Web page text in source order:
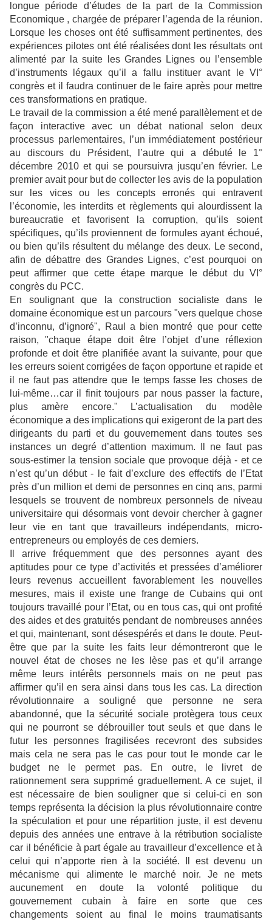
longue période d’études de la part de la Commission
Economique , chargée de préparer l’agenda de la réunion.
Lorsque les choses ont été suffisamment pertinentes, des
expériences pilotes ont été réalisées dont les résultats ont
alimenté par la suite les Grandes Lignes ou l’ensemble
d’instruments légaux qu’il a fallu instituer avant le VI°
congrès et il faudra continuer de le faire après pour mettre
ces transformations en pratique.
Le travail de la commission a été mené parallèlement et de
façon interactive avec un débat national selon deux
processus parlementaires, l’un immédiatement postérieur
au discours du Président, l’autre qui a débuté le 1°
décembre 2010 et qui se poursuivra jusqu’en février. Le
premier avait pour but de collecter les avis de la population
sur les vices ou les concepts erronés qui entravent
l’économie, les interdits et règlements qui alourdissent la
bureaucratie et favorisent la corruption, qu’ils soient
spécifiques, qu’ils proviennent de formules ayant échoué,
ou bien qu’ils résultent du mélange des deux. Le second,
afin de débattre des Grandes Lignes, c’est pourquoi on
peut affirmer que cette étape marque le début du VI°
congrès du PCC.
En soulignant que la construction socialiste dans le
domaine économique est un parcours "vers quelque chose
d’inconnu, d’ignoré", Raul a bien montré que pour cette
raison, "chaque étape doit être l’objet d’une réflexion
profonde et doit être planifiée avant la suivante, pour que
les erreurs soient corrigées de façon opportune et rapide et
il ne faut pas attendre que le temps fasse les choses de
lui-même…car il finit toujours par nous passer la facture,
plus amère encore." L’actualisation du modèle
économique a des implications qui exigeront de la part des
dirigeants du parti et du gouvernement dans toutes ses
instances un degré d’attention maximum. Il ne faut pas
sous-estimer la tension sociale que provoque déjà - et ce
n’est qu’un début - le fait d’exclure des effectifs de l’Etat
près d’un million et demi de personnes en cinq ans, parmi
lesquels se trouvent de nombreux personnels de niveau
universitaire qui désormais vont devoir chercher à gagner
leur vie en tant que travailleurs indépendants, micro-
entrepreneurs ou employés de ces derniers.
Il arrive fréquemment que des personnes ayant des
aptitudes pour ce type d’activités et pressées d’améliorer
leurs revenus accueillent favorablement les nouvelles
mesures, mais il existe une frange de Cubains qui ont
toujours travaillé pour l’Etat, ou en tous cas, qui ont profité
des aides et des gratuités pendant de nombreuses années
et qui, maintenant, sont désespérés et dans le doute. Peut-
être que par la suite les faits leur démontreront que le
nouvel état de choses ne les lèse pas et qu’il arrange
même leurs intérêts personnels mais on ne peut pas
affirmer qu’il en sera ainsi dans tous les cas. La direction
révolutionnaire a souligné que personne ne sera
abandonné, que la sécurité sociale protègera tous ceux
qui ne pourront se débrouiller tout seuls et que dans le
futur les personnes fragilisées recevront des subsides
mais cela ne sera pas le cas pour tout le monde car le
budget ne le permet pas. En outre, le livret de
rationnement sera supprimé graduellement. A ce sujet, il
est nécessaire de bien souligner que si celui-ci en son
temps représenta la décision la plus révolutionnaire contre
la spéculation et pour une répartition juste, il est devenu
depuis des années une entrave à la rétribution socialiste
car il bénéficie à part égale au travailleur d’excellence et à
celui qui n’apporte rien à la société. Il est devenu un
mécanisme qui alimente le marché noir. Je ne mets
aucunement en doute la volonté politique du
gouvernement cubain à faire en sorte que ces
changements soient au final le moins traumatisants